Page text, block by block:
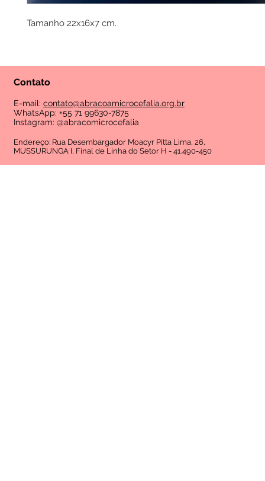
Tamanho 22x16x7 cm.
Contato
E-mail: contato@abracoamicrocefalia.org.br
WhatsApp: +55 71 99630-7875
Instagram: @abracomicrocefalia
Endereço: Rua Desembargador Moacyr Pitta Lima, 26,
MUSSURUNGA I, Final de Linha do Setor H - 41.490-450